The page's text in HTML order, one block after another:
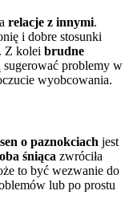
relacje z innymi.
i dobre stosunki
Z kolei brudne
sugerować problemy w
wyobcowania.
sen o paznokciach jest
śniąca zwróciła
to być wezwanie do
lub po prostu